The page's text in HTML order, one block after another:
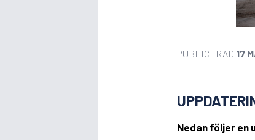
PUBLICERAD 17
Nedan följer en